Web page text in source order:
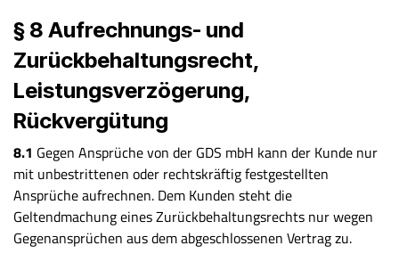
§ 8 Aufrechnungs- und
Zurückbehaltungsrecht,
Leistungsverzögerung,
Rückvergütung
8.1 Gegen Ansprüche von der GDS mbH kann der Kunde nur
mit unbestrittenen oder rechtskräftig festgestellten
Ansprüche aufrechnen. Dem Kunden steht die
Geltendmachung eines Zurückbehaltungsrechts nur wegen
Gegenansprüchen aus dem abgeschlossenen Vertrag zu.